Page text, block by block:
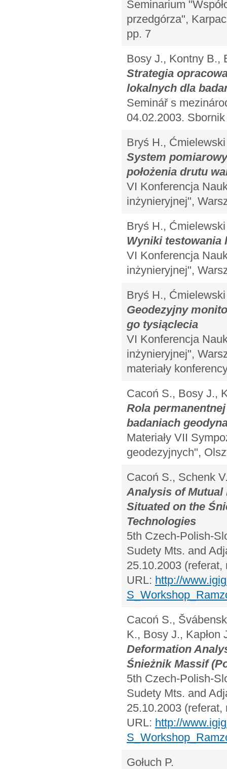
Seminarium
przedgórza",
pp. 7
Bosy J., Kontny B.,
Strategia
lokalnych dla
Seminář s
04.02.2003.
Bryś H.,
System
położenia drutu
VI Konferencja
inżynieryjnej",
Bryś H.,
Wyniki testowania
VI Konferencja
inżynieryjnej",
Bryś H.,
Geodezyjny
go tysiąclecia
VI Konferencja
inżynieryjnej",
materiały
Cacoń S., Bosy J.,
Rola
badaniach
Materiały VII
geodezyjnych",
Cacoń S., Schenk
Analysis of
Situated on the
Technologies
5th Czech-Polish-
Sudety Mts. and
25.10.2003 (referat,
URL: http://
Cacoń S.,
K., Bosy J., Kapłon
Deformation
Śnieżnik Massif
5th Czech-Polish-
Sudety Mts. and
25.10.2003 (referat,
URL: http://
Gołuch P.